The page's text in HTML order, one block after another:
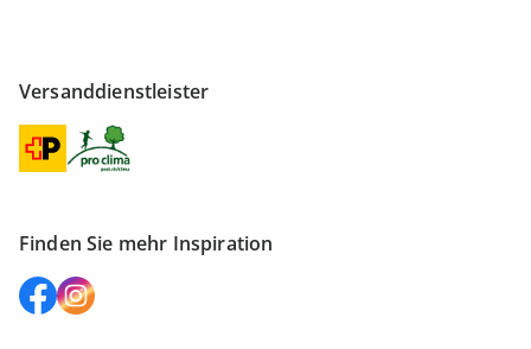
Versanddienstleister
Finden Sie mehr Inspiration